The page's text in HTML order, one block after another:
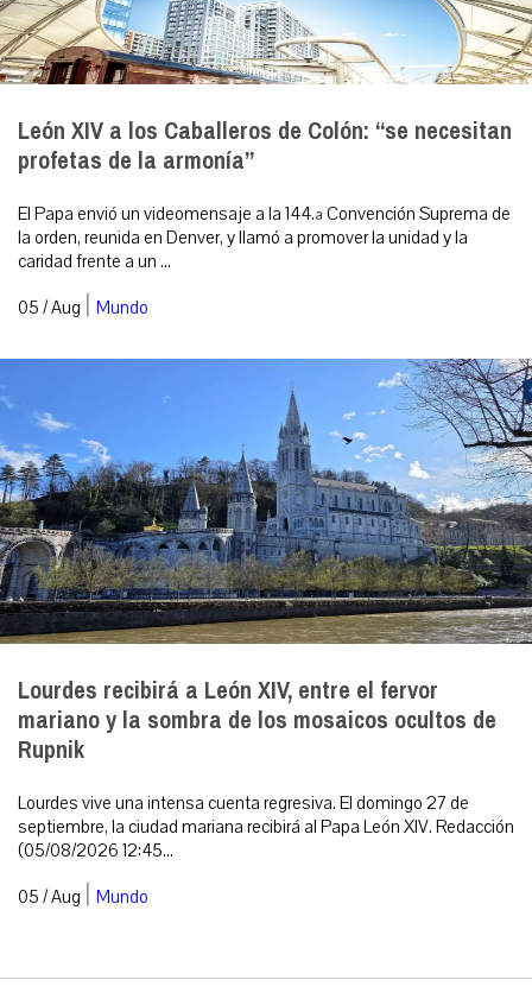
León XIV a los Caballeros de Colón: “se necesitan
profetas de la armonía”
El Papa envió un videomensaje a la 144.ª Convención Suprema de
la orden, reunida en Denver, y llamó a promover la unidad y la
caridad frente a un ...
05 / Aug | Mundo
Lourdes recibirá a León XIV, entre el fervor
mariano y la sombra de los mosaicos ocultos de
Rupnik
Lourdes vive una intensa cuenta regresiva. El domingo 27 de
septiembre, la ciudad mariana recibirá al Papa León XIV. Redacción
(05/08/2026 12:45...
05 / Aug | Mundo